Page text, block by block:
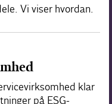
Vi viser hvordan.
klar
på ESG-